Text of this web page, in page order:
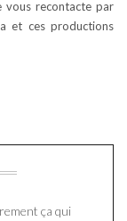
vous recontacte par
et ces productions
ça qui